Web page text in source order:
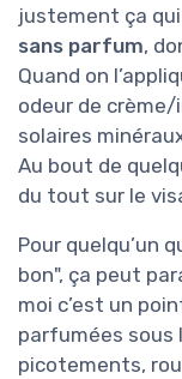
justement ça
sans parfum,
Quand on
odeur de
solaires
Au bout de
du tout sur le
Pour quelqu’un
bon", ça peut
moi c’est un
parfumées sous
picotements,